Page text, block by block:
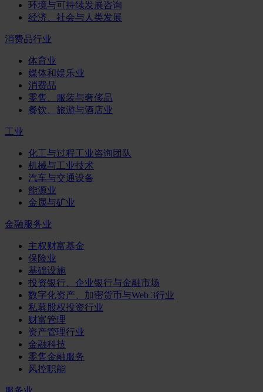
环境与可持续发展咨询
经济、社会与人类发展
消费品行业
体育业
媒体和娱乐业
消费品
零售、服装与奢侈品
餐饮、旅游与酒店业
工业
化工与过程工业咨询团队
机械与工业技术
汽车与交通设备
能源业
金属与矿业
金融服务业
主权财富基金
保险业
基础设施
投资银行、企业银行与金融市场
数字化资产、加密货币与Web 3行业
私募股权投资行业
财富管理
资产管理行业
金融科技
零售金融服务
风控职能